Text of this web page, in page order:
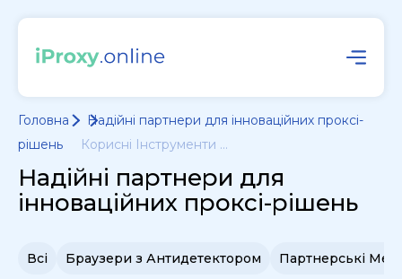
Головна
Надійні партнери для інноваційних проксі-
рішень
Корисні Інструменти ...
Надійні партнери для
інноваційних проксі-рішень
Всі Браузери з Антидетектором Партнерські